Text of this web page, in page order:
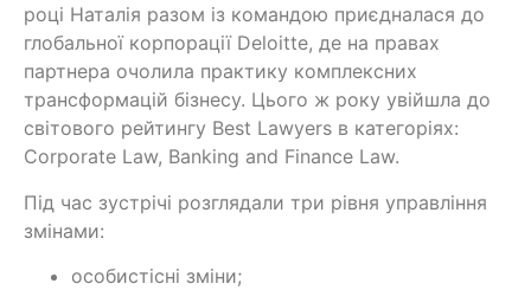
році Наталія разом із командою приєдналася до
глобальної корпорації Deloitte, де на правах
партнера очолила практику комплексних
трансформацій бізнесу. Цього ж року увійшла до
світового рейтингу Best Lawyers в категоріях:
Corporate Law, Banking and Finance Law.
Під час зустрічі розглядали три рівня управління
змінами:
особистісні зміни;